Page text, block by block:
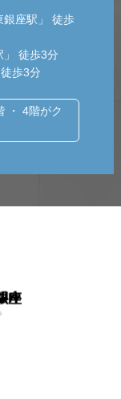
銀座駅」 徒歩
」 徒歩3分
歩3分
・ 4階がク